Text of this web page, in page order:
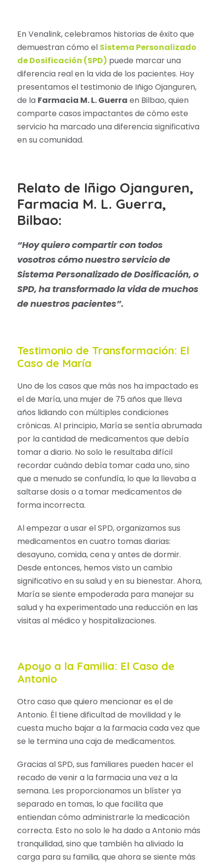
En Venalink, celebramos historias de éxito que
demuestran cómo el Sistema Personalizado
de Dosificación (SPD) puede marcar una
diferencia real en la vida de los pacientes. Hoy
presentamos el testimonio de Iñigo Ojanguren,
de la Farmacia M. L. Guerra en Bilbao, quien
comparte casos impactantes de cómo este
servicio ha marcado una diferencia significativa
en su comunidad.
Relato de Iñigo Ojanguren,
Farmacia M. L. Guerra,
Bilbao:
“Hoy quiero compartir con todos
vosotros cómo nuestro servicio de
Sistema Personalizado de Dosificación, o
SPD, ha transformado la vida de muchos
de nuestros pacientes”.
Testimonio de Transformación: El
Caso de María
Uno de los casos que más nos ha impactado es
el de María, una mujer de 75 años que lleva
años lidiando con múltiples condiciones
crónicas. Al principio, María se sentía abrumada
por la cantidad de medicamentos que debía
tomar a diario. No solo le resultaba difícil
recordar cuándo debía tomar cada uno, sino
que a menudo se confundía, lo que la llevaba a
saltarse dosis o a tomar medicamentos de
forma incorrecta.
Al empezar a usar el SPD, organizamos sus
medicamentos en cuatro tomas diarias:
desayuno, comida, cena y antes de dormir.
Desde entonces, hemos visto un cambio
significativo en su salud y en su bienestar. Ahora,
María se siente empoderada para manejar su
salud y ha experimentado una reducción en las
visitas al médico y hospitalizaciones.
Apoyo a la Familia: El Caso de
Antonio
Otro caso que quiero mencionar es el de
Antonio. Él tiene dificultad de movilidad y le
cuesta mucho bajar a la farmacia cada vez que
se le termina una caja de medicamentos.
Gracias al SPD, sus familiares pueden hacer el
recado de venir a la farmacia una vez a la
semana. Les proporcionamos un blíster ya
separado en tomas, lo que facilita que
entiendan cómo administrarle la medicación
correcta. Esto no solo le ha dado a Antonio más
tranquilidad, sino que también ha aliviado la
carga para su familia, que ahora se siente más